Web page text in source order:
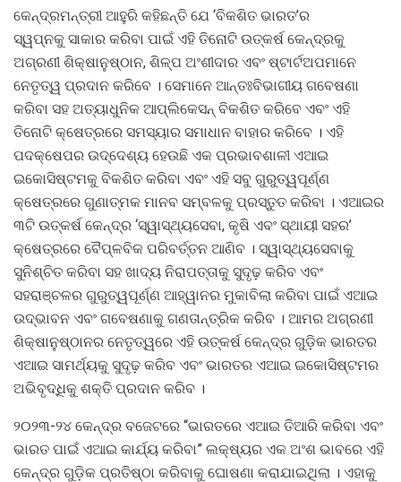
କେନ୍ଦ୍ରମନ୍ତ୍ରୀ ଆହୁରି କହିଛନ୍ତି ଯେ ‘ବିକଶିତ ଭାରତ’ର
ସ୍ୱପ୍ନକୁ ସାକାର କରିବା ପାଇଁ ଏହି ତିନୋଟି ଉତ୍କର୍ଷ କେନ୍ଦ୍ରକୁ
ଅଗ୍ରଣୀ ଶିକ୍ଷାନୁଷ୍ଠାନ, ଶିଳ୍ପ ଅଂଶୀଦାର ଏବଂ ଷ୍ଟାର୍ଟଅପମାନେ
ନେତୃତ୍ୱ ପ୍ରଦାନ କରିବେ । ସେମାନେ ଆନ୍ତଃବିଭାଗୀୟ ଗବେଷଣା
କରିବା ସହ ଅତ୍ୟାଧୁନିକ ଆପ୍ଲିକେସନ୍ ବିକଶିତ କରିବେ ଏବଂ ଏହି
ତିନୋଟି କ୍ଷେତ୍ରରେ ସମସ୍ୟାର ସମାଧାନ ବାହାର କରିବେ । ଏହି
ପଦକ୍ଷେପର ଉଦ୍ଦେଶ୍ୟ ହେଉଛି ଏକ ପ୍ରଭାବଶାଳୀ ଏଆଇ
ଇକୋସିଷ୍ଟମକୁ ବିକଶିତ କରିବା ଏବଂ ଏହି ସବୁ ଗୁରୁତ୍ୱପୂର୍ଣ୍ଣ
କ୍ଷେତ୍ରରେ ଗୁଣାତ୍ମକ ମାନବ ସମ୍ବଳକୁ ପ୍ରସ୍ତୁତ କରିବା । ଏଆଇର
୩ଟି ଉତ୍କର୍ଷ କେନ୍ଦ୍ର ‘ସ୍ୱାସ୍ଥ୍ୟସେବା, କୃଷି ଏବଂ ସ୍ଥାୟୀ ସହର’
କ୍ଷେତ୍ରରେ ବୈପ୍ଳବିକ ପରିବର୍ତ୍ତନ ଆଣିବ । ସ୍ୱାସ୍ଥ୍ୟସେବାକୁ
ସୁନିଶ୍ଚିତ କରିବା ସହ ଖାଦ୍ୟ ନିରାପତ୍ତାକୁ ସୁଦୃଢ଼ କରିବ ଏବଂ
ସହରାଞ୍ଚଳର ଗୁରୁତ୍ୱପୂର୍ଣ୍ଣ ଆହ୍ୱାନର ମୁକାବିଲା କରିବା ପାଇଁ ଏଆଇ
ଉଦ୍ଭାବନ ଏବଂ ଗବେଷଣାକୁ ଗଣତାନ୍ତ୍ରିକ କରିବ । ଆମର ଅଗ୍ରଣୀ
ଶିକ୍ଷାନୁଷ୍ଠାନର ନେତୃତ୍ୱରେ ଏହି ଉତ୍କର୍ଷ କେନ୍ଦ୍ର ଗୁଡ଼ିକ ଭାରତର
ଏଆଇ ସାମର୍ଥ୍ୟକୁ ସୁଦୃଢ଼ କରିବ ଏବଂ ଭାରତର ଏଆଇ ଇକୋସିଷ୍ଟମର
ଅଭିବୃଦ୍ଧିକୁ ଶକ୍ତି ପ୍ରଦାନ କରିବ ।
୨୦୨୩-୨୪ କେନ୍ଦ୍ର ବଜେଟରେ “ଭାରତରେ ଏଆଇ ତିଆରି କରିବା ଏବଂ
ଭାରତ ପାଇଁ ଏଆଇ କାର୍ଯ୍ୟ କରିବା” ଲକ୍ଷ୍ୟର ଏକ ଅଂଶ ଭାବରେ ଏହି
କେନ୍ଦ୍ର ଗୁଡ଼ିକ ପ୍ରତିଷ୍ଠା କରିବାକୁ ଘୋଷଣା କରାଯାଇଥିଲା । ଏହାକୁ